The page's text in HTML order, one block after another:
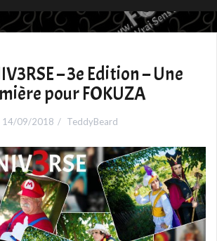
– 3e Edition – Une
pour FOKUZA
14/09/2018 TeddyBeard